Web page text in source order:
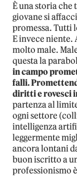
È una storia
giovane si
promessa. Tutti
E invece niente.
molto male.
questa la
in campo
falli.
diritti e rovesci
partenza al
ogni settore
intelligenza
leggermente
ancora lontani
buon iscritto a
professionismo